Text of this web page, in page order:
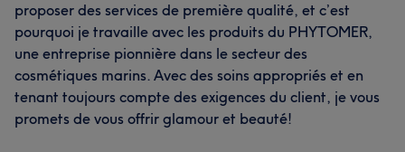
proposer des services de première qualité, et c’est
pourquoi je travaille avec les produits du PHYTOMER,
une entreprise pionnière dans le secteur des
cosmétiques marins. Avec des soins appropriés et en
tenant toujours compte des exigences du client, je vous
promets de vous offrir glamour et beauté!